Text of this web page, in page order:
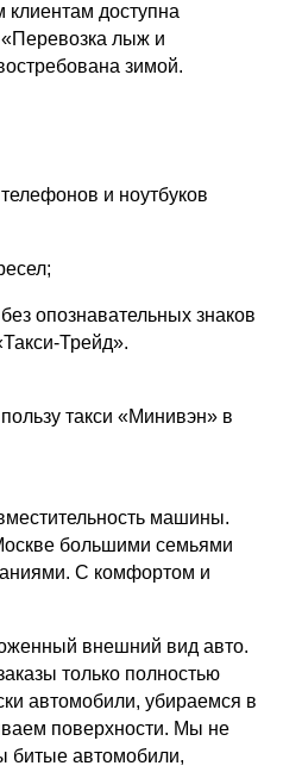
доступна
лыж и
зимой.
и ноутбуков
опознавательных знаков
Трейд».
такси «Минивэн» в
машины.
большими семьями
С комфортом и
внешний вид авто.
только полностью
автомобили, убираемся в
поверхности. Мы не
битые автомобили,